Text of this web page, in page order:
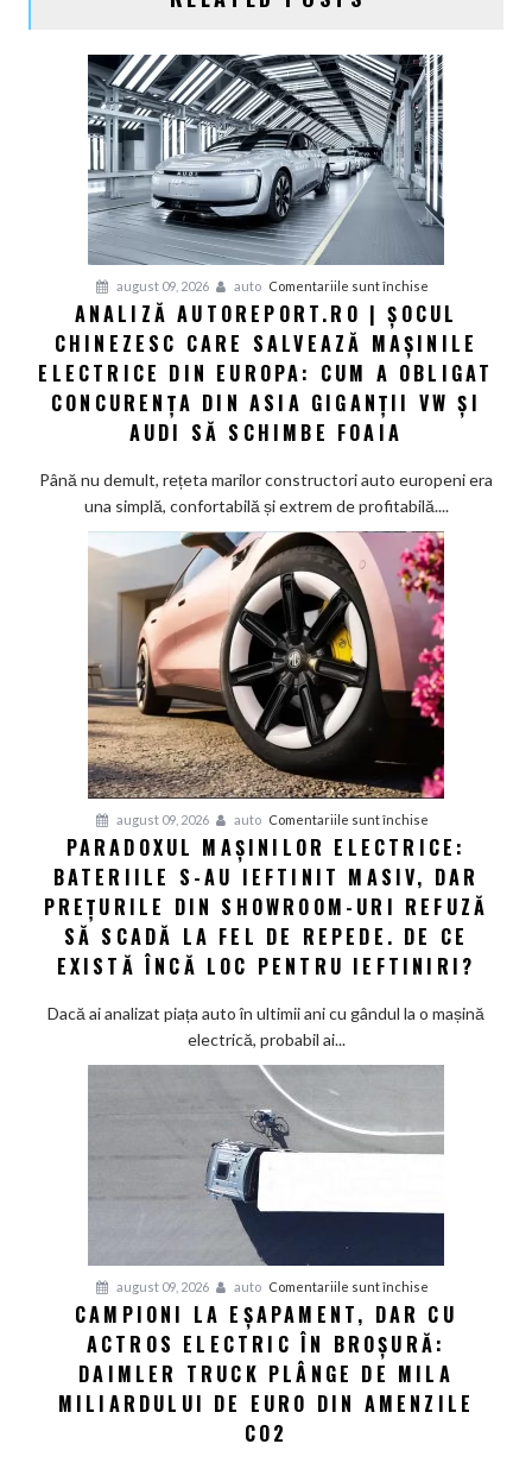
august 09, 2026 auto Comentariile sunt închise
Autoreport.ro
|
chinezesc
din
Europa:
Cum
a
obligat
concurența
din
Asia
giganții
VW
să
schimbe
foaia
ANALIZĂ AUTOREPORT.RO | ȘOCUL
CHINEZESC CARE SALVEAZĂ MAȘINILE
ELECTRICE DIN EUROPA: CUM A OBLIGAT
CONCURENȚA DIN ASIA GIGANȚII VW ȘI
AUDI SĂ SCHIMBE FOAIA
Până nu demult, rețeta marilor constructori auto europeni era
una simplă, confortabilă și extrem de profitabilă....
august 09, 2026 auto Comentariile sunt închise
Paradoxul
mașinilor
electrice:
au
masiv,
showroom-
uri
să
la
de
repede.
De
ce
PARADOXUL MAȘINILOR ELECTRICE:
BATERIILE S-AU IEFTINIT MASIV, DAR
PREȚURILE DIN SHOWROOM-URI REFUZĂ
SĂ SCADĂ LA FEL DE REPEDE. DE CE
EXISTĂ ÎNCĂ LOC PENTRU IEFTINIRI?
Dacă ai analizat piața auto în ultimii ani cu gândul la o mașină
electrică, probabil ai...
august 09, 2026 auto Comentariile sunt închise
Campioni
la
eșapament,
cu
CAMPIONI LA EȘAPAMENT, DAR CU
ACTROS ELECTRIC ÎN BROȘURĂ:
DAIMLER TRUCK PLÂNGE DE MILA
MILIARDULUI DE EURO DIN AMENZILE
CO2